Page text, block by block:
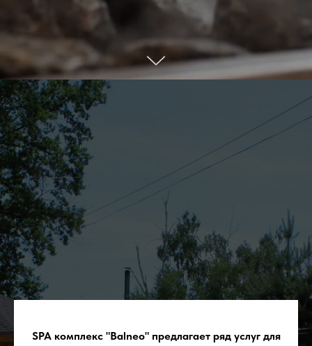
SPA комплекс "Balneo" предлагает ряд услуг для